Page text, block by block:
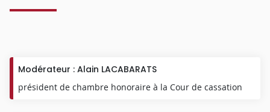
Modérateur : Alain LACABARATS
président de chambre honoraire à la Cour de cassation